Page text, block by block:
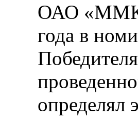
ОАО «ММК»
года в
определял